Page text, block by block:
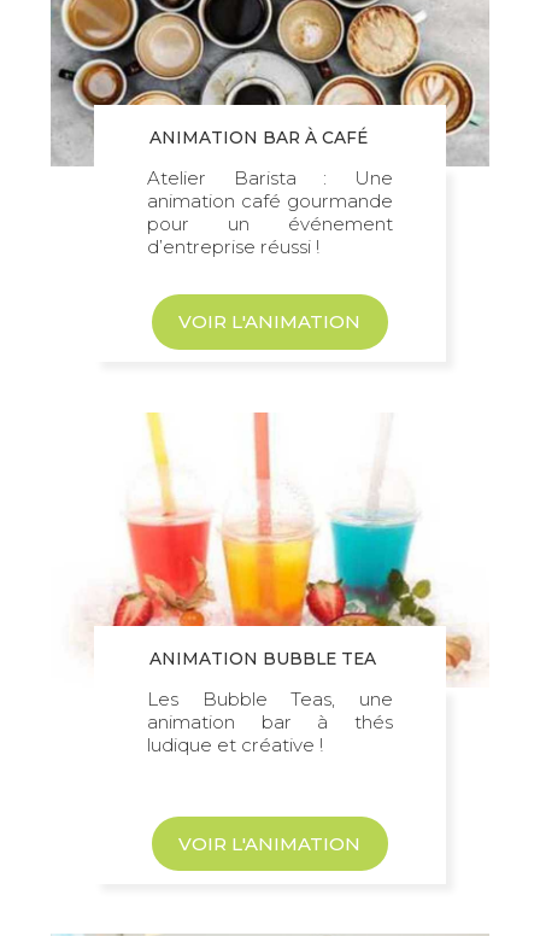
ANIMATION BAR À CAFÉ
Atelier Barista : Une
animation café gourmande
pour un événement
d’entreprise réussi !
VOIR L'ANIMATION
ANIMATION BUBBLE TEA
Les Bubble Teas, une
animation bar à thés
ludique et créative !
VOIR L'ANIMATION